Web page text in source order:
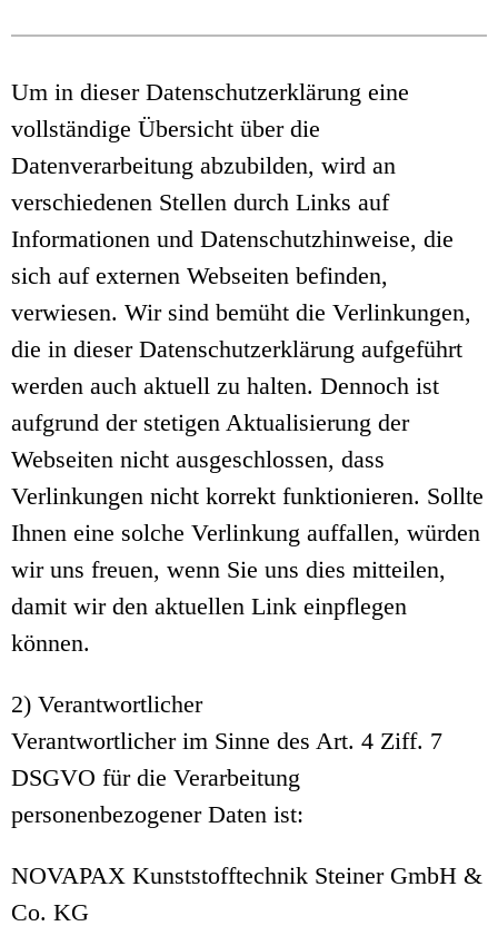
Um in dieser Datenschutzerklärung eine
vollständige Übersicht über die
Datenverarbeitung abzubilden, wird an
verschiedenen Stellen durch Links auf
Informationen und Datenschutzhinweise, die
sich auf externen Webseiten befinden,
verwiesen. Wir sind bemüht die Verlinkungen,
die in dieser Datenschutzerklärung aufgeführt
werden auch aktuell zu halten. Dennoch ist
aufgrund der stetigen Aktualisierung der
Webseiten nicht ausgeschlossen, dass
Verlinkungen nicht korrekt funktionieren. Sollte
Ihnen eine solche Verlinkung auffallen, würden
wir uns freuen, wenn Sie uns dies mitteilen,
damit wir den aktuellen Link einpflegen
können.
2) Verantwortlicher
Verantwortlicher im Sinne des Art. 4 Ziff. 7
DSGVO für die Verarbeitung
personenbezogener Daten ist:
NOVAPAX Kunststofftechnik Steiner GmbH &
Co. KG